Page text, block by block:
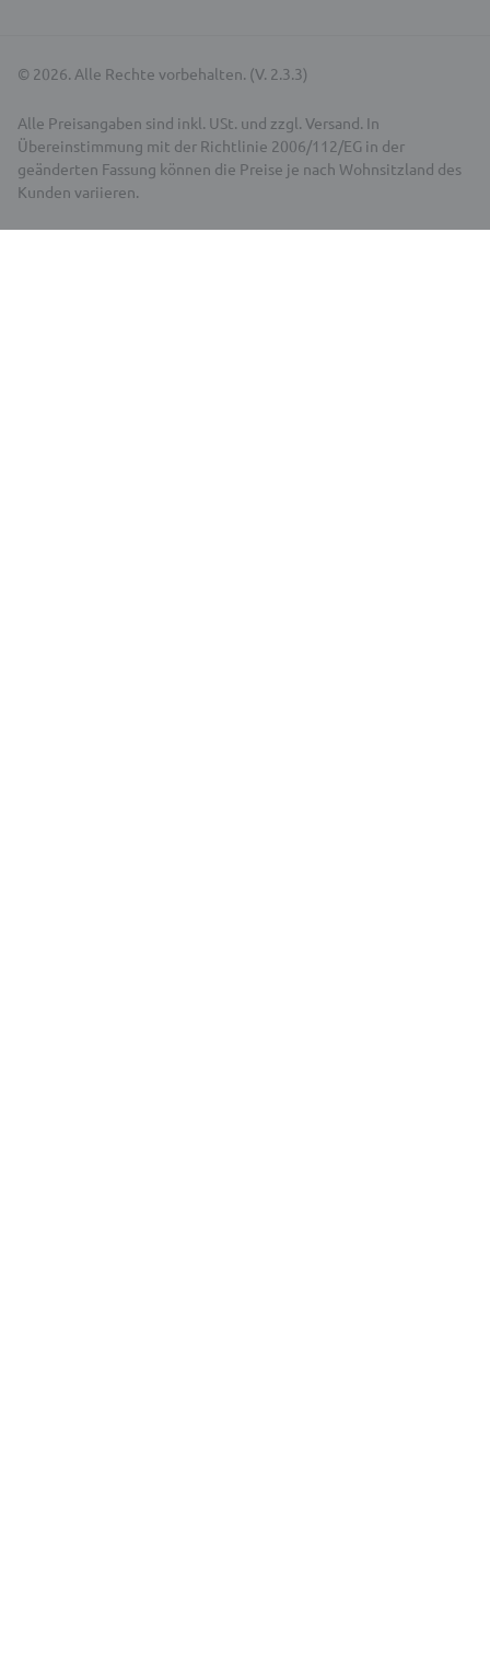
© 2026. Alle Rechte vorbehalten. (V. 2.3.3)
Alle Preisangaben sind inkl. USt. und zzgl. Versand. In
Übereinstimmung mit der Richtlinie 2006/112/EG in der
geänderten Fassung können die Preise je nach Wohnsitzland des
Kunden variieren.